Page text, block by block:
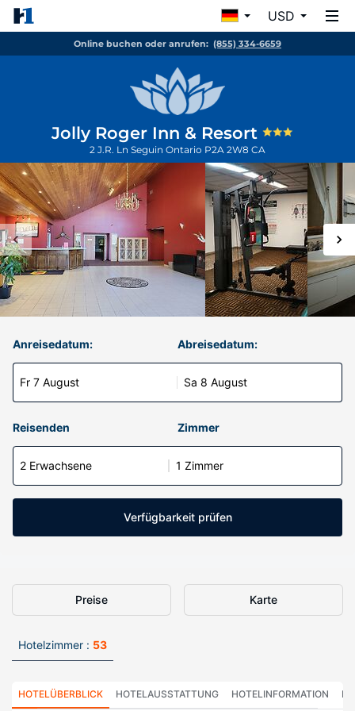
USD
Online buchen oder anrufen: (855) 334-6659
Jolly Roger Inn & Resort
2 J.R. Ln Seguin Ontario P2A 2W8 CA
Anreisedatum:
Fr 7 August
Abreisedatum:
Sa 8 August
Reisenden Zimmer
2 Erwachsene 1 Zimmer
Verfügbarkeit prüfen
Preise Karte
Hotelzimmer : 53
HOTELÜBERBLICK HOTELAUSSTATTUNG HOTELINFORMATION